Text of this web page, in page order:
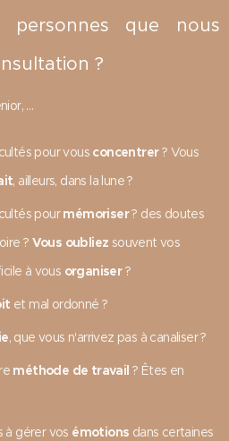
personnes que nous
?
…
pour vous concentrer? Vous
, ailleurs, dans la lune ?
pourmémoriser? des doutes
? Vous oubliez souvent vos
à vous organiser?
et mal ordonné ?
, que vous n'arrivez pas à canaliser ?
méthode de travail ? Êtes en
à gérer vos émotions dans certaines